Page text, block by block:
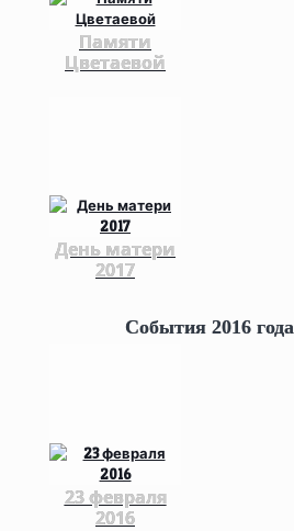
Памяти
Цветаевой
День матери
2017
События 2016 года
23 февраля
2016